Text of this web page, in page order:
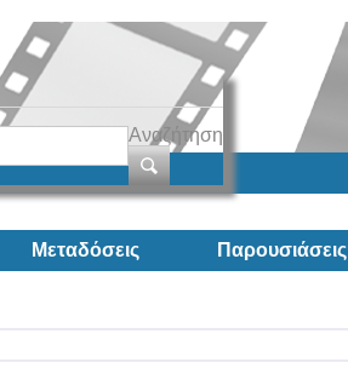
Αναζήτηση
Μεταδόσεις Παρουσιάσεις